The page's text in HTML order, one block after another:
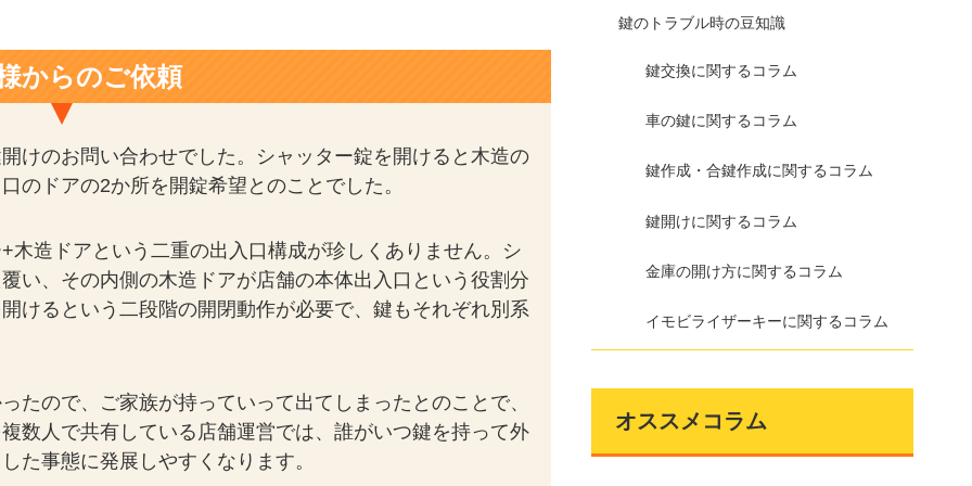
からのご依頼
けのお問い合わせでした。シャッター錠を開けると木造の
のドアの2か所を開錠希望とのことでした。
造ドアという二重の出入口構成が珍しくありません。シ
い、その内側の木造ドアが店舗の本体出入口という役割分
けるという二段階の開閉動作が必要で、鍵もそれぞれ別系
たので、ご家族が持っていって出てしまったとのことで、
数人で共有している店舗運営では、誰がいつ鍵を持って外
た事態に発展しやすくなります。
鍵のトラブル時の豆知識
鍵交換に関するコラム
車の鍵に関するコラム
鍵作成・合鍵作成に関するコラム
鍵開けに関するコラム
金庫の開け方に関するコラム
イモビライザーキーに関するコラム
オススメコラム